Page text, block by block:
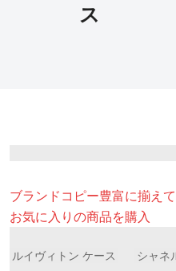
ス
ブランドコピー豊富に揃え
お気に入りの商品を購入
ルイヴィトン ケース
シャネ